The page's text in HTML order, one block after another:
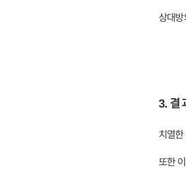
상대
3. 결
치열
또한